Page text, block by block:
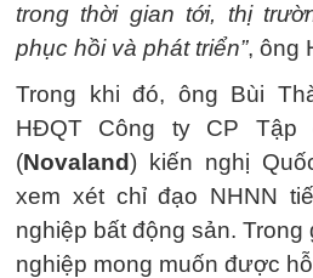
trong thời gian tới, thị
phục hồi và phát triển”, ông
Trong khi đó, ông Bùi
HĐQT Công ty CP Tập
(Novaland) kiến nghị
xem xét chỉ đạo NHNN
nghiệp bất động sản. Trong
nghiệp mong muốn được